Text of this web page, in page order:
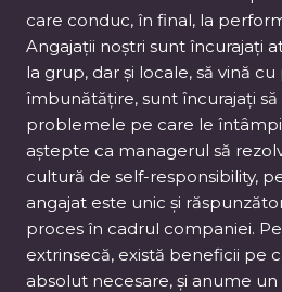
care conduc, în final, la
Angajații noștri sunt încurajați
la grup, dar și locale, să vină
îmbunătățire, sunt încurajați să
problemele pe care le
aștepte ca managerul să
cultură de self-responsibility,
angajat este unic și
proces în cadrul companiei.
extrinsecă, există beneficii pe
absolut necesare, și anume